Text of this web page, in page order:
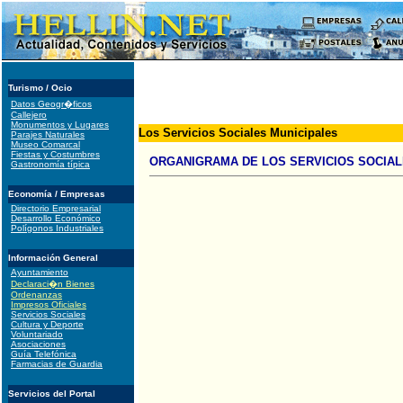
Turismo / Ocio
Datos Geogr�ficos
Callejero
Monumentos y Lugares
Parajes Naturales
Museo Comarcal
Fiestas y Costumbres
Gastronomía típica
Economía / Empresas
Directorio Empresarial
Desarrollo Económico
Polígonos Industriales
Información General
Ayuntamiento
Declaraci�n Bienes
Ordenanzas
Impresos Oficiales
Servicios Sociales
Cultura y Deporte
Voluntariado
Asociaciones
Guía Telefónica
Farmacias de Guardia
Servicios del Portal
Los Servicios Sociales Municipales
ORGANIGRAMA DE LOS SERVICIOS